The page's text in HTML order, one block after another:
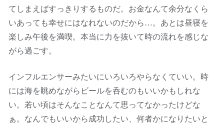
てしまえばすっきりするものだ。お金なんて余分なくら
いあっても幸せにはなれないのだから…。あとは昼寝を
楽しみ午後を満喫。本当に力を抜いて時の流れを感じな
がら過ごす。
インフルエンサーみたいにいろいろやらなくていい。時
には海を眺めながらビールを呑むのもいいかもしれな
い。若い頃はそんなことなんて思ってなかったけどな
ぁ。なんでもいいから成功したい、何者かになりたいと